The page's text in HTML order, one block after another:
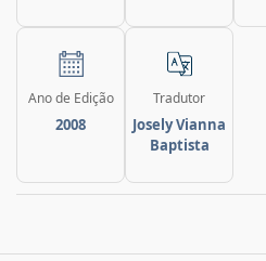
Ano de Edição
2008
Tradutor
Josely Vianna
Baptista